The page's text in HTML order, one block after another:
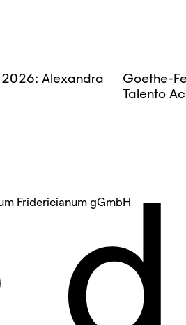
Alexandra
Goethe-
Talento
Fridericianum gGmbH
d